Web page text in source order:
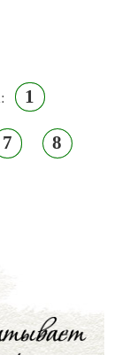
1
7 8